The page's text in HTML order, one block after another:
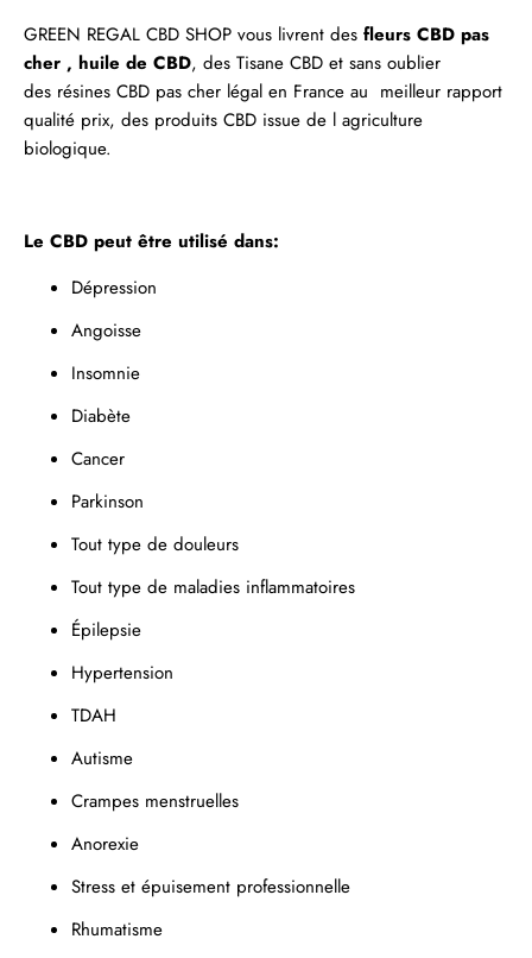
GREEN REGAL CBD SHOP vous livrent des fleurs CBD pas
cher , huile de CBD, des Tisane CBD et sans oublier
des résines CBD pas cher légal en France au meilleur rapport
qualité prix, des produits CBD issue de l agriculture
biologique.
Le CBD peut être utilisé dans:
Dépression
Angoisse
Insomnie
Diabète
Cancer
Parkinson
Tout type de douleurs
Tout type de maladies inflammatoires
Épilepsie
Hypertension
TDAH
Autisme
Crampes menstruelles
Anorexie
Stress et épuisement professionnelle
Rhumatisme